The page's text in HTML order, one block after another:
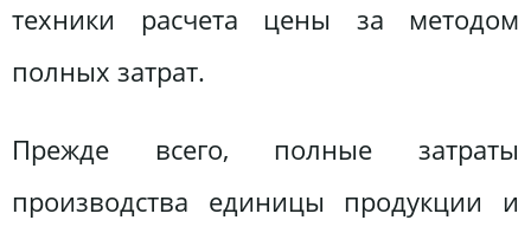
техники расчета цены за методом
полных затрат.
Прежде всего, полные затраты
производства единицы продукции и